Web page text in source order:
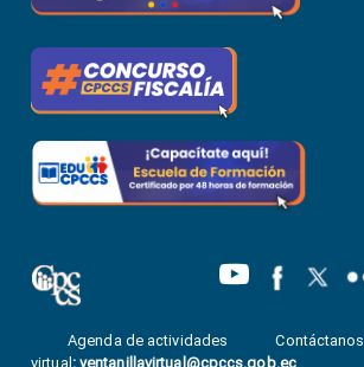
Agenda de actividades Contáctanos
virtual: ventanillavirtual@cpccs.gob.ec